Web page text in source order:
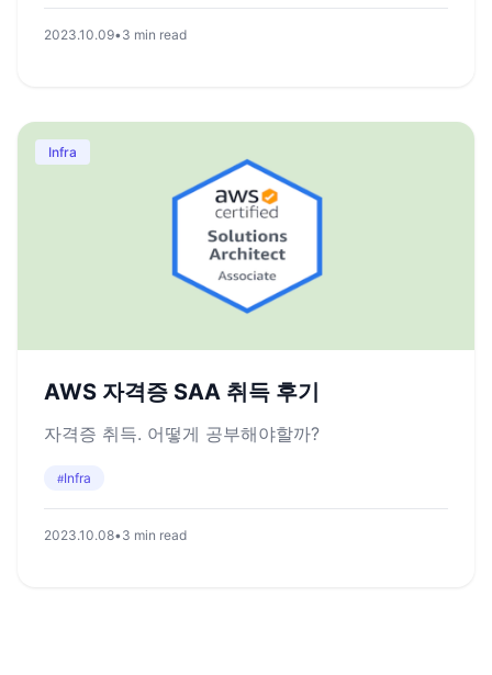
2023.10.09•3 min read
Infra
AWS 자격증 SAA 취득 후기
자격증 취득. 어떻게 공부해야할까?
#Infra
2023.10.08•3 min read